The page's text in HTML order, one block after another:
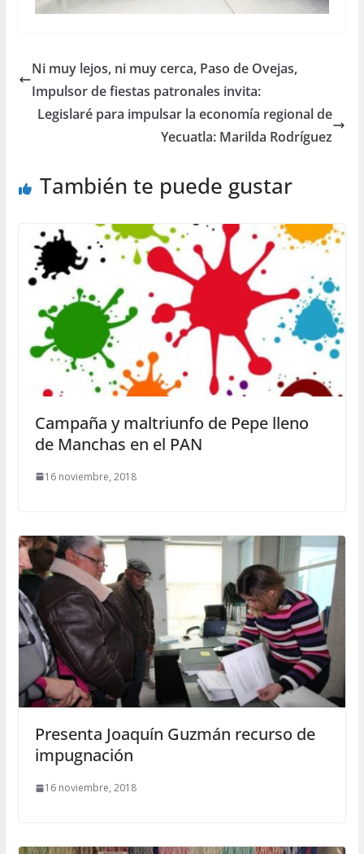
Ni muy lejos, ni muy cerca, Paso de Ovejas,
Impulsor de fiestas patronales invita:
Legislaré para impulsar la economía regional de
Yecuatla: Marilda Rodríguez
También te puede gustar
Campaña y maltriunfo de Pepe lleno
de Manchas en el PAN
16 noviembre, 2018
Presenta Joaquín Guzmán recurso de
impugnación
16 noviembre, 2018